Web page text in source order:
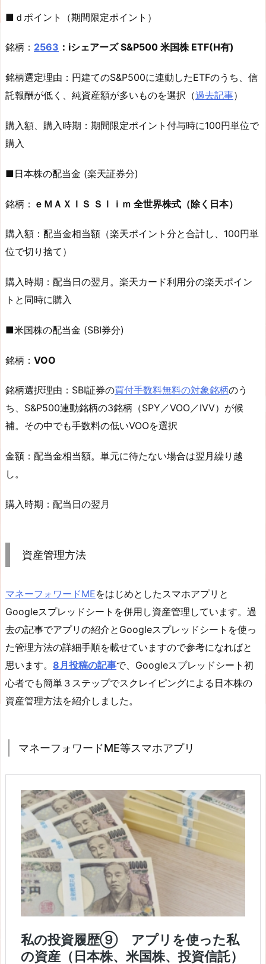
■ｄポイント（期間限定ポイント）
銘柄： 2563 ：iシェアーズ S&P500 米国株 ETF(H有)
銘柄選定理由：円建てのS&P500に連動したETFのうち、信
託報酬が低く、純資産額が多いものを選択（過去記事）
購入額、購入時期：期間限定ポイント付与時に100円単位で
購入
■日本株の配当金 (楽天証券分)
銘柄： ｅＭＡＸＩＳ Ｓｌｉｍ 全世界株式（除く日本）
購入額：配当金相当額（楽天ポイント分と合計し、100円単
位で切り捨て）
購入時期：配当日の翌月。楽天カード利用分の楽天ポイン
トと同時に購入
■米国株の配当金 (SBI券分)
銘柄： VOO
銘柄選択理由：SBI証券の買付手数料無料の対象銘柄のう
ち、S&P500連動銘柄の3銘柄（SPY／VOO／IVV）が候
補。その中でも手数料の低いVOOを選択
金額：配当金相当額。単元に待たない場合は翌月繰り越
し。
購入時期：配当日の翌月
資産管理方法
マネーフォワードMEをはじめとしたスマホアプリと
Googleスプレッドシートを併用し資産管理しています。過
去の記事でアプリの紹介とGoogleスプレッドシートを使っ
た管理方法の詳細手順を載せていますので参考になればと
思います。 8月投稿の記事で、Googleスプレッドシート初
心者でも簡単３ステップでスクレイピングによる日本株の
資産管理方法を紹介しました。
マネーフォワードME等スマホアプリ